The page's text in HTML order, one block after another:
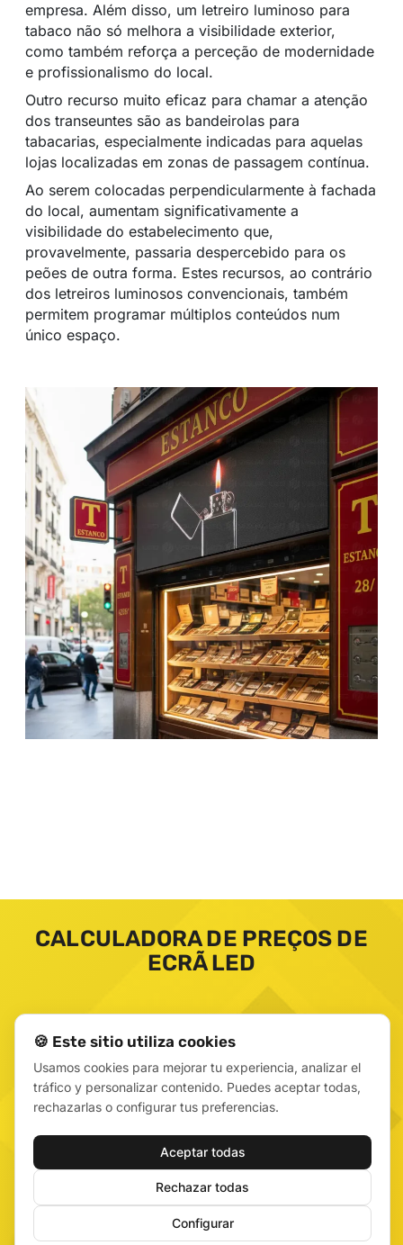
empresa. Além disso, um letreiro luminoso para
tabaco não só melhora a visibilidade exterior,
como também reforça a perceção de modernidade
e profissionalismo do local.
Outro recurso muito eficaz para chamar a atenção
dos transeuntes são as bandeirolas para
tabacarias, especialmente indicadas para aquelas
lojas localizadas em zonas de passagem contínua.
Ao serem colocadas perpendicularmente à fachada
do local, aumentam significativamente a
visibilidade do estabelecimento que,
provavelmente, passaria despercebido para os
peões de outra forma. Estes recursos, ao contrário
dos letreiros luminosos convencionais, também
permitem programar múltiplos conteúdos num
único espaço.
CALCULADORA DE PREÇOS DE
ECRÃ LED
🍪 Este sitio utiliza cookies
Usamos cookies para mejorar tu experiencia, analizar el
tráfico y personalizar contenido. Puedes aceptar todas,
rechazarlas o configurar tus preferencias.
Aceptar todas
Rechazar todas
Configurar